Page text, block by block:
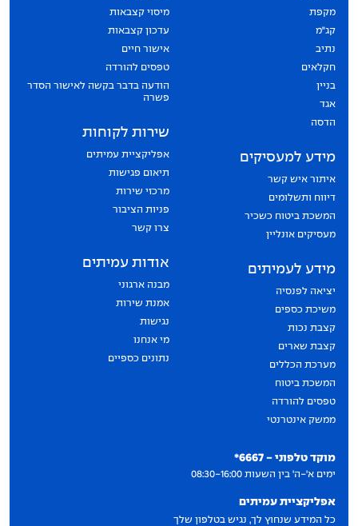
מוקד טלפוני - 6667*
ימים א'-ה' בין השעות 08:30-16:00
אפליקציית עמיתים
כל המידע שנחוץ לך, נגיש בטלפון שלך
מקפת
קג״מ
נתיב
חקלאים
בניין
אגד
הדסה
מידע למעסיקים
איתור איש קשר
דיווח ותשלומים
המשכת ביטוח כשכיר
מעסיקים אונליין
מידע לעמיתים
יציאה לפנסיה
משיכת כספים
קצבת נכות
קצבת שארים
מערכת הכללים
המשכת ביטוח
טפסים להורדה
ממשק אינטרנטי
מיסוי קצבאות
עדכון קצבאות
אישור חיים
טפסים להורדה
הודעה בדבר בקשה לאישור הסדר
פשרה
שירות לקוחות
אפליקציית עמיתים
תיאום פגישות
מרכזי שירות
פניות הציבור
צרו קשר
אודות עמיתים
מבנה ארגוני
אמנת שירות
נגישות
מי אנחנו
נתונים כספיים